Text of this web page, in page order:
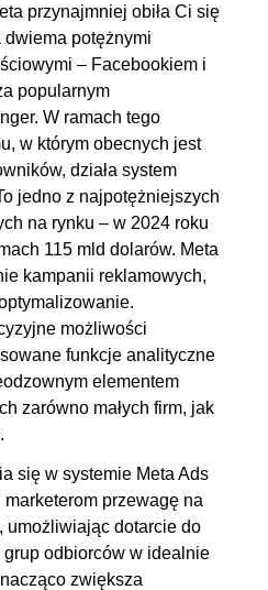
00:06:31
krok
00:21:59
00:20:48
OGLĄDAJ »
00:10:08
00:14:21
00:11:08
00:14:26
00:04:15
00:20:43
00:01:21
przynajmniej obiła Ci się
dwiema potężnymi
– Facebookiem i
popularnym
W ramach tego
w którym obecnych jest
działa system
jedno z najpotężniejszych
na rynku – w 2024 roku
115 mld dolarów. Meta
kampanii reklamowych,
możliwości
funkcje analityczne
elementem
zarówno małych firm, jak
się w systemie Meta Ads
przewagę na
umożliwiając dotarcie do
odbiorców w idealnie
zwiększa